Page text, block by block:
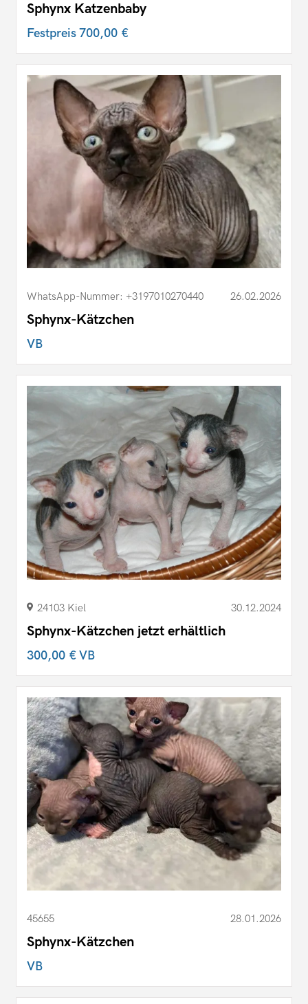
Sphynx Katzenbaby
Festpreis700,00 €
WhatsApp-Nummer: +3197010270440 26.02.2026
Sphynx-Kätzchen
VB
24103 Kiel 30.12.2024
Sphynx-Kätzchen jetzt erhältlich
300,00 €VB
45655 28.01.2026
Sphynx-Kätzchen
VB